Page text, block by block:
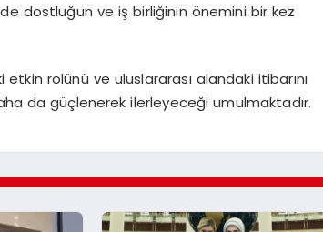
dostluğun ve iş birliğinin önemini bir kez
rolünü ve uluslararası alandaki itibarını
da güçlenerek ilerleyeceği umulmaktadır.